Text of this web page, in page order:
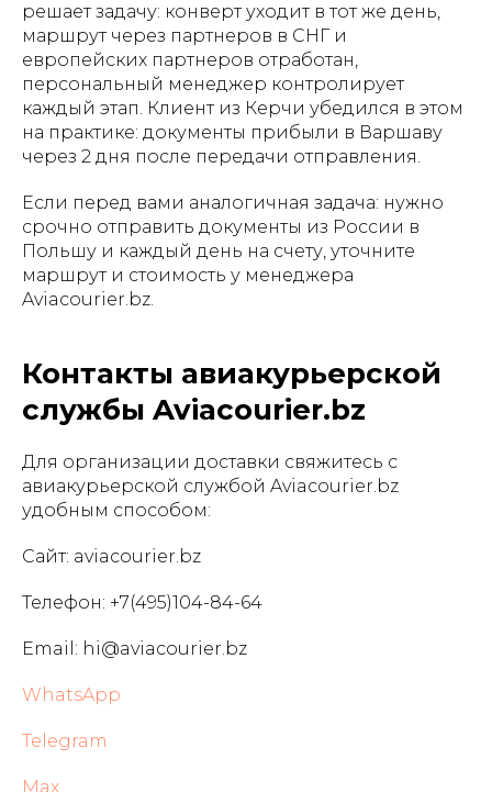
решает задачу: конверт уходит в тот же день,
маршрут через партнеров в СНГ и
европейских партнеров отработан,
персональный менеджер контролирует
каждый этап. Клиент из Керчи убедился в этом
на практике: документы прибыли в Варшаву
через 2 дня после передачи отправления.
Если перед вами аналогичная задача: нужно
срочно отправить документы из России в
Польшу и каждый день на счету, уточните
маршрут и стоимость у менеджера
Aviacourier.bz.
Контакты авиакурьерской
службы Aviacourier.bz
Для организации доставки свяжитесь с
авиакурьерской службой Aviacourier.bz
удобным способом:
Сайт: aviacourier.bz
Телефон: +7(495)104-84-64
Email: hi@aviacourier.bz
WhatsApp
Telegram
Max